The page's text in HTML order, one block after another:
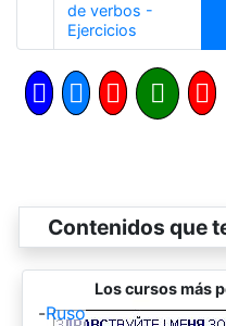
de verbos -
Ejercicios
Contenidos que
Los cursos más
-Ruso